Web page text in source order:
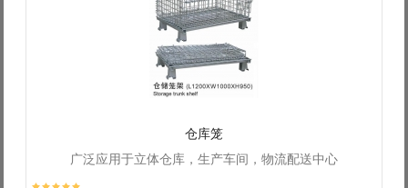
仓库笼
广泛应用于立体仓库，生产车间，物流配送中心